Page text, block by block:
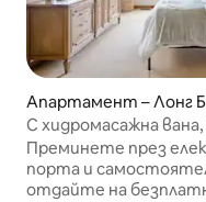
Апартамент – Лонг
С хидромасажна
океана
Преминете през
порта и
отдайте на